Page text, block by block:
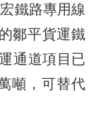
鐵路專用線
鄒平貨運鐵
通道項目已
噸，可替代